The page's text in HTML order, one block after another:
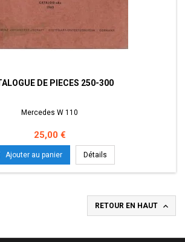
DE PIECES 250-300
Mercedes W 110
Prix
25,00 €
Ajouter au panier Détails
RETOUR EN HAUT 